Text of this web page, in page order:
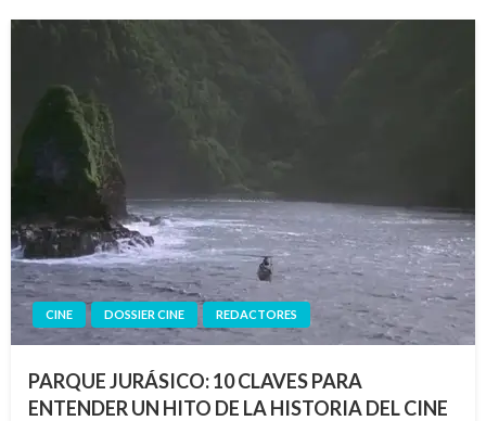
CINE DOSSIER CINE REDACTORES
PARQUE JURÁSICO: 10 CLAVES PARA
ENTENDER UN HITO DE LA HISTORIA DEL CINE